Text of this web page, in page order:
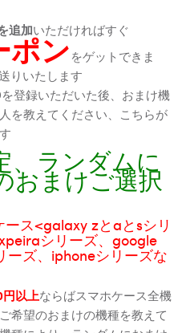
追加いただければすぐ
ポンをゲットできま
りいたします
登録いただいた後、おまけ機
を教えてください、こちらが
、ランダムに
おまけご選択
ス<galaxy zとaとsシリ
シリーズ、google
ズ、iphoneシリーズな
以上ならばスマホケース全機
希望のおまけの機種を教えて